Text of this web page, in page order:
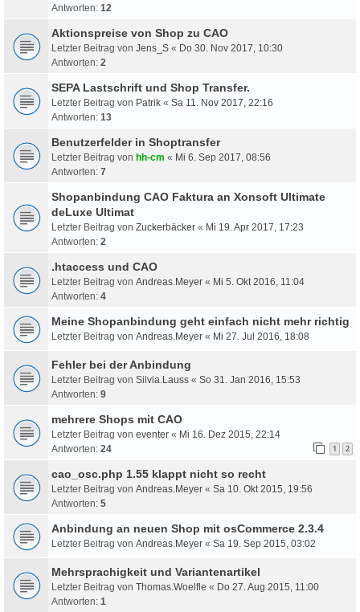
Antworten: 12
Aktionspreise von Shop zu CAO
Letzter Beitrag von Jens_S « Do 30. Nov 2017, 10:30
Antworten: 2
SEPA Lastschrift und Shop Transfer.
Letzter Beitrag von Patrik « Sa 11. Nov 2017, 22:16
Antworten: 13
Benutzerfelder in Shoptransfer
Letzter Beitrag von hh-cm « Mi 6. Sep 2017, 08:56
Antworten: 7
Shopanbindung CAO Faktura an Xonsoft Ultimate
deLuxe Ultimat
Letzter Beitrag von Zuckerbäcker « Mi 19. Apr 2017, 17:23
Antworten: 2
.htaccess und CAO
Letzter Beitrag von Andreas.Meyer « Mi 5. Okt 2016, 11:04
Antworten: 4
Meine Shopanbindung geht einfach nicht mehr richtig
Letzter Beitrag von Andreas.Meyer « Mi 27. Jul 2016, 18:08
Fehler bei der Anbindung
Letzter Beitrag von Silvia.Lauss « So 31. Jan 2016, 15:53
Antworten: 9
mehrere Shops mit CAO
Letzter Beitrag von eventer « Mi 16. Dez 2015, 22:14
Antworten: 24 1 2
cao_osc.php 1.55 klappt nicht so recht
Letzter Beitrag von Andreas.Meyer « Sa 10. Okt 2015, 19:56
Antworten: 5
Anbindung an neuen Shop mit osCommerce 2.3.4
Letzter Beitrag von Andreas.Meyer « Sa 19. Sep 2015, 03:02
Mehrsprachigkeit und Variantenartikel
Letzter Beitrag von Thomas.Woelfle « Do 27. Aug 2015, 11:00
Antworten: 1